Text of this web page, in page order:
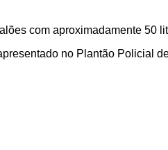
com aproximadamente 50
no Plantão Policial